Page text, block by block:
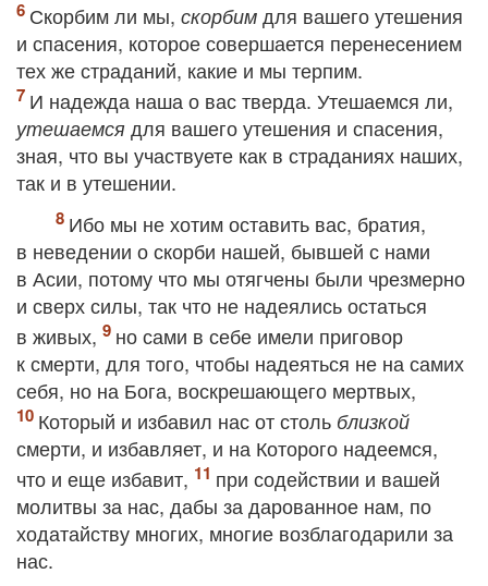
Скорбим ли мы, скорбим для вашего утешения
и спасения, которое совершается перенесением
тех же страданий, какие и мы терпим.
И надежда наша о вас тверда. Утешаемся ли,
утешаемся для вашего утешения и спасения,
зная, что вы участвуете как в страданиях наших,
так и в утешении.
Ибо мы не хотим оставить вас, братия,
в неведении о скорби нашей, бывшей с нами
в Асии, потому что мы отягчены были чрезмерно
и сверх силы, так что не надеялись остаться
в живых,
но сами в себе имели приговор
к смерти, для того, чтобы надеяться не на самих
себя, но на Бога, воскрешающего мертвых,
Который и избавил нас от столь близкой
смерти, и избавляет, и на Которого надеемся,
что и еще избавит,
при содействии и вашей
молитвы за нас, дабы за дарованное нам, по
ходатайству многих, многие возблагодарили за
нас.